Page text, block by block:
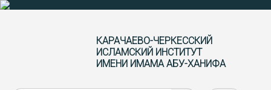
КАРАЧАЕВО-ЧЕРКЕССКИЙ
ИСЛАМСКИЙ ИНСТИТУТ
ИМЕНИ ИМАМА АБУ-ХАНИФА